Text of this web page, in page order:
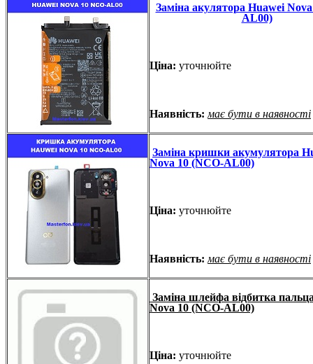
Заміна акулятора Huawei
AL00)
Ціна: уточнюйте
Наявність: має бути в наявності
Заміна кришки акумулятора
Nova 10 (NCO-AL00)
Ціна: уточнюйте
Наявність: має бути в наявності
Заміна шлейфа відбитка
Nova 10 (NCO-AL00)
Ціна: уточнюйте